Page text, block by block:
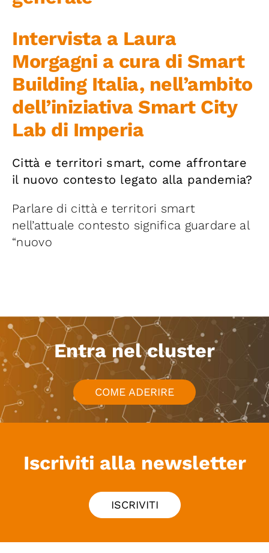
Iniziative
News ed Eventi
Contatti
Piattaforma First
Piattaforma SmartCommunities
Intervista a Laura
Morgagni a cura di Smart
Building Italia, nell’ambito
dell’iniziativa Smart City
Lab di Imperia
Città e territori smart, come affrontare
il nuovo contesto legato alla pandemia?
Parlare di città e territori smart
nell’attuale contesto significa guardare al
“nuovo
Entra nel cluster
COME ADERIRE
Iscriviti alla newsletter
ISCRIVITI